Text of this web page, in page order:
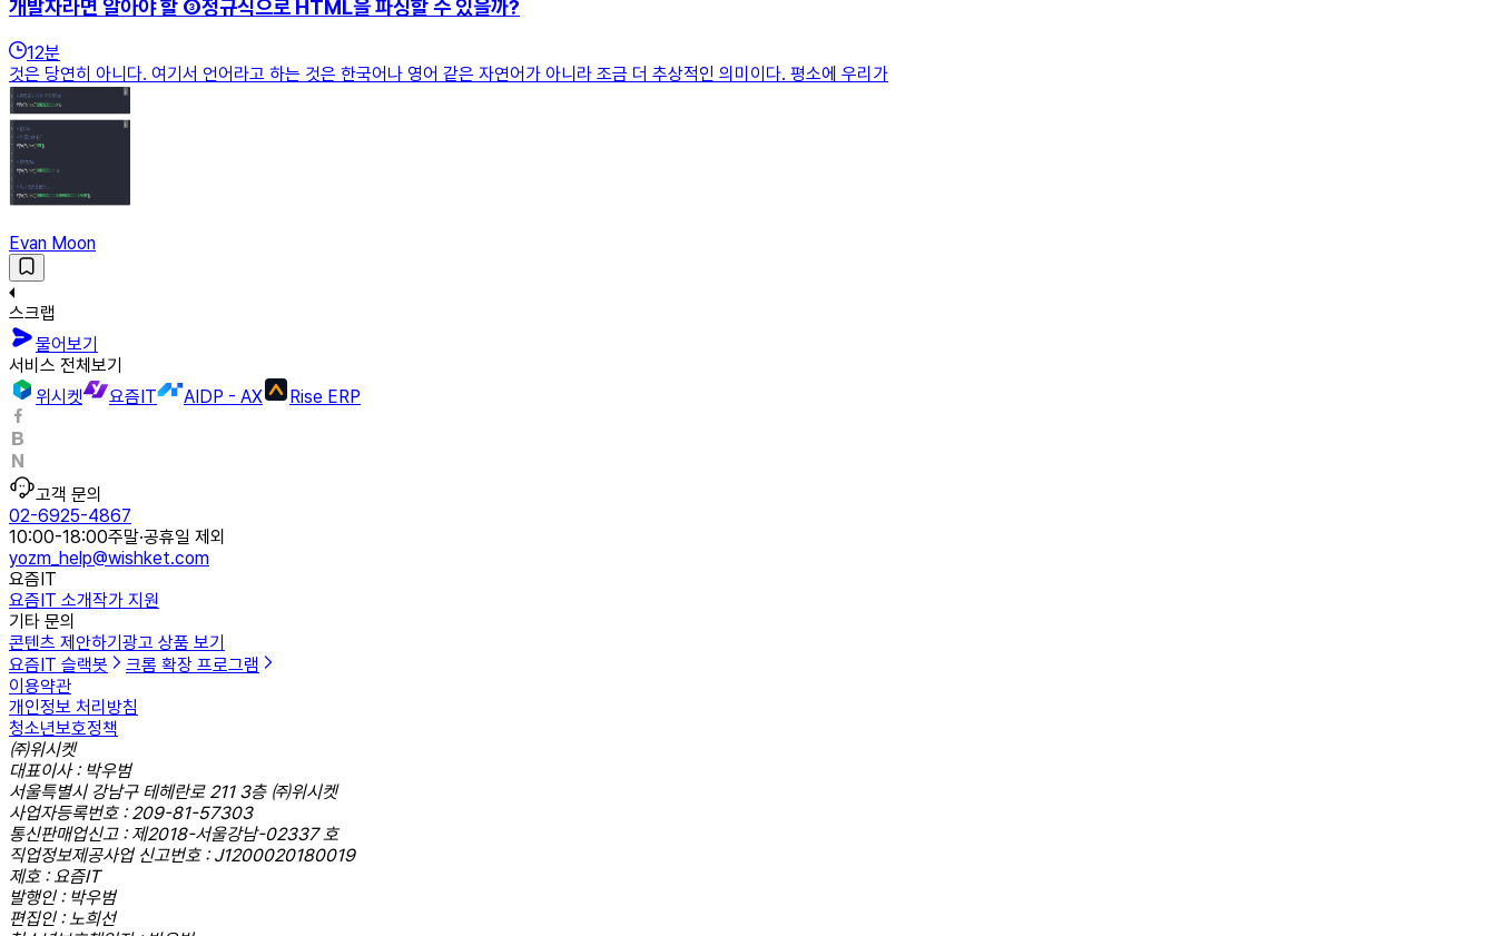
개발자라면 알아야 할 ③정규식으로 HTML을 파싱할 수 있을까?
12분
것은 당연히 아니다. 여기서 언어라고 하는 것은 한국어나 영어 같은 자연어가 아니라 조금 더 추상적인 의미이다. 평소에 우리가
Evan Moon
스크랩
물어보기
서비스 전체보기
위시켓
요즘IT AIDP - AX Rise ERP
고객 문의
02-6925-4867
10:00-18:00주말·공휴일 제외
yozm_help@wishket.com
요즘IT
요즘IT 소개작가 지원
기타 문의
콘텐츠 제안하기 광고 상품 보기
요즘IT 슬랙봇
크롬 확장 프로그램
이용약관
개인정보 처리방침
청소년보호정책
㈜위시켓
대표이사 : 박우범
서울특별시 강남구 테헤란로 211 3층 ㈜위시켓
사업자등록번호 : 209-81-57303
통신판매업신고 : 제2018-서울강남-02337 호
직업정보제공사업 신고번호 : J1200020180019
제호 : 요즘IT
발행인 : 박우범
편집인 : 노희선